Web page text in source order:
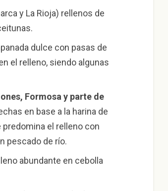
y La Rioja) rellenos de
dulce con pasas de
el relleno, siendo algunas
Formosa y parte de
en base a la harina de
predomina el relleno con
pescado de río.
abundante en cebolla